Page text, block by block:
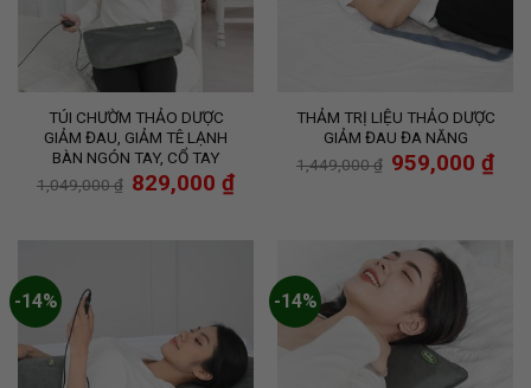
TÚI CHƯỜM THẢO DƯỢC
GIẢM ĐAU, GIẢM TÊ LẠNH
BÀN NGÓN TAY, CỔ TAY
1,049,000₫ 829,000₫
THẢM TRỊ LIỆU THẢO DƯỢC
GIẢM ĐAU ĐA NĂNG
1,449,000₫ 959,000₫
-14% -14%